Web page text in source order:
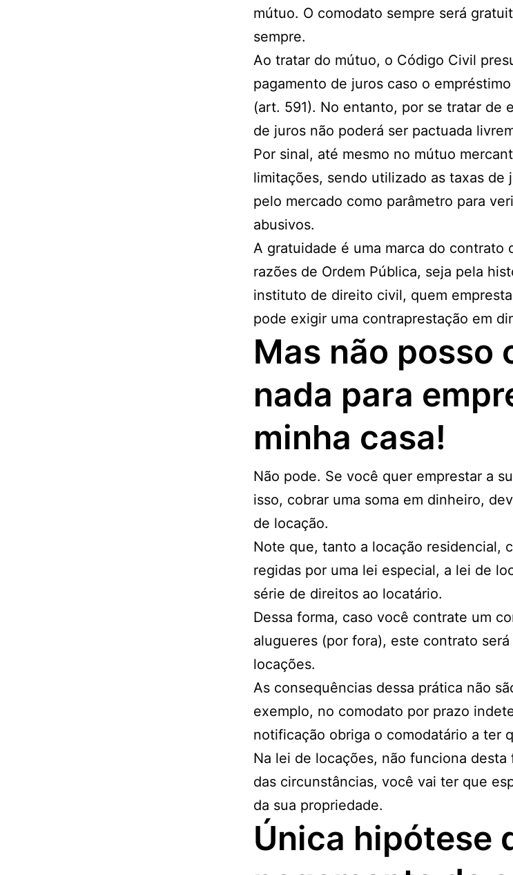
mútuo. O comodato sempre será
sempre.
Ao tratar do mútuo, o Código Civil
pagamento de juros caso o
(art. 591). No entanto, por se tratar de
de juros não poderá ser pactuada
Por sinal, até mesmo no mútuo
limitações, sendo utilizado as taxas de
pelo mercado como parâmetro para
abusivos.
A gratuidade é uma marca do contrato
razões de Ordem Pública, seja pela
instituto de direito civil, quem
pode exigir uma contraprestação em
Mas não posso
nada para
minha casa!
Não pode. Se você quer emprestar a
isso, cobrar uma soma em dinheiro,
de locação.
Note que, tanto a locação residencial,
regidas por uma lei especial, a lei de
série de direitos ao locatário.
Dessa forma, caso você contrate um
alugueres (por fora), este contrato
locações.
As consequências dessa prática não
exemplo, no comodato por prazo
notificação obriga o comodatário a ter
Na lei de locações, não funciona
das circunstâncias, você vai ter que
da sua propriedade.
Única hipótese